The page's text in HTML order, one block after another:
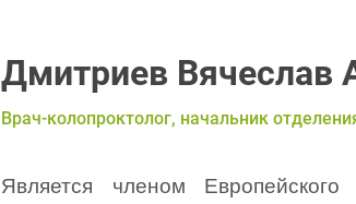
Дмитриев Вячеслав
Врач-колопроктолог, начальник
Является членом